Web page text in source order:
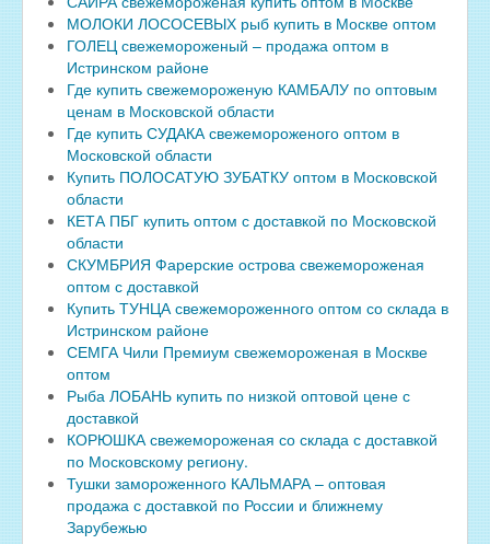
МОЛОКИ ЛОСОСЕВЫХ рыб купить в Москве оптом
ГОЛЕЦ свежемороженый – продажа оптом в
Истринском районе
Где купить свежемороженую КАМБАЛУ по оптовым
ценам в Московской области
Где купить СУДАКА свежемороженого оптом в
Московской области
Купить ПОЛОСАТУЮ ЗУБАТКУ оптом в Московской
области
КЕТА ПБГ купить оптом с доставкой по Московской
области
СКУМБРИЯ Фарерские острова свежемороженая
оптом с доставкой
Купить ТУНЦА свежемороженного оптом со склада в
Истринском районе
СЕМГА Чили Премиум свежемороженая в Москве
оптом
Рыба ЛОБАНЬ купить по низкой оптовой цене с
доставкой
КОРЮШКА свежемороженая со склада с доставкой
по Московскому региону.
Тушки замороженного КАЛЬМАРА – оптовая
продажа с доставкой по России и ближнему
Зарубежью